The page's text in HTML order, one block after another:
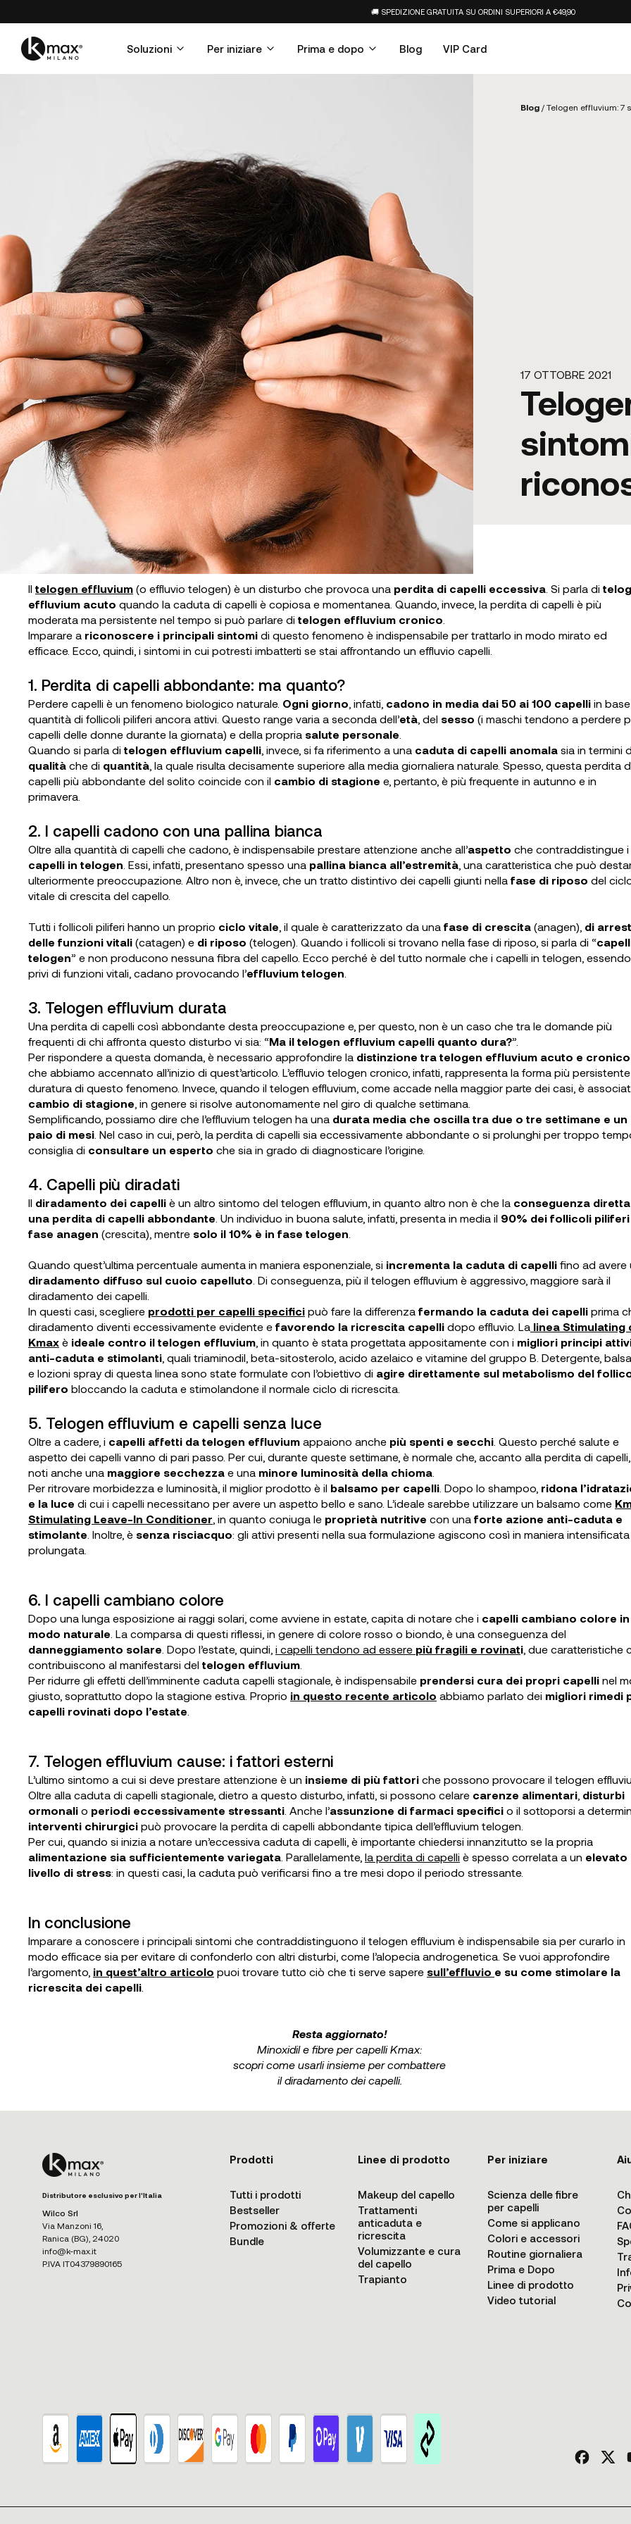
🚚 SPEDIZIONE GRATUITA SU ORDINI SUPERIORI A €49,90
Soluzioni Per iniziare Prima e dopo Blog VIP Card
Blog /Telogen effluvium: 7
17 OTTOBRE 2021
Il telogen effluvium (o effluvio telogen) è un disturbo che provoca una perdita di capelli eccessiva . Si parla di
effluvium acuto quando la caduta di capelli è copiosa e momentanea. Quando, invece, la perdita di capelli è più
moderata ma persistente nel tempo si può parlare di telogen effluvium cronico
Imparare a riconoscere i principali sintomi di questo fenomeno è indispensabile per trattarlo in modo mirato ed
efficace. Ecco, quindi, i sintomi in cui potresti imbatterti se stai affrontando un effluvio capelli.
1. Perdita di capelli abbondante: ma quanto?
Perdere capelli è un fenomeno biologico naturale. Ogni giorno , infatti, cadono in media dai 50 ai 100 capelli in
quantità di follicoli piliferi ancora attivi. Questo range varia a seconda dell’età , del sesso (i maschi tendono a perdere
capelli delle donne durante la giornata) e della propria salute personale
Quando si parla di telogen effluvium capelli , invece, si fa riferimento a una caduta di capelli anomala sia in termini
qualità che di quantità , la quale risulta decisamente superiore alla media giornaliera naturale. Spesso, questa perdita
capelli più abbondante del solito coincide con il cambio di stagione e, pertanto, è più frequente in autunno e in
primavera.
2. I capelli cadono con una pallina bianca
Oltre alla quantità di capelli che cadono, è indispensabile prestare attenzione anche all’aspetto che contraddistingue i
capelli in telogen . Essi, infatti, presentano spesso una pallina bianca all’estremità , una caratteristica che può
ulteriormente preoccupazione. Altro non è, invece, che un tratto distintivo dei capelli giunti nella fase di riposo del
vitale di crescita del capello.
Tutti i follicoli piliferi hanno un proprio ciclo vitale , il quale è caratterizzato da una fase di crescita (anagen), di
delle funzioni vitali (catagen) e di riposo (telogen). Quando i follicoli si trovano nella fase di riposo, si parla di “
telogen” e non producono nessuna fibra del capello. Ecco perché è del tutto normale che i capelli in telogen, essendo
privi di funzioni vitali, cadano provocando l’effluvium telogen
3. Telogen effluvium durata
Una perdita di capelli così abbondante desta preoccupazione e, per questo, non è un caso che tra le domande più
frequenti di chi affronta questo disturbo vi sia: “Ma il telogen effluvium capelli quanto dura?”.
Per rispondere a questa domanda, è necessario approfondire la distinzione tra telogen effluvium acuto e cronico
che abbiamo accennato all’inizio di quest’articolo. L’effluvio telogen cronico, infatti, rappresenta la forma più
duratura di questo fenomeno. Invece, quando il telogen effluvium, come accade nella maggior parte dei casi, è
cambio di stagione , in genere si risolve autonomamente nel giro di qualche settimana.
Semplificando, possiamo dire che l’effluvium telogen ha una durata media che oscilla tra due o tre settimane e un
paio di mesi . Nel caso in cui, però, la perdita di capelli sia eccessivamente abbondante o si prolunghi per troppo
consiglia di consultare un esperto che sia in grado di diagnosticare l’origine.
4. Capelli più diradati
Il diradamento dei capelli è un altro sintomo del telogen effluvium, in quanto altro non è che la conseguenza
una perdita di capelli abbondante . Un individuo in buona salute, infatti, presenta in media il 90% dei follicoli piliferi
fase anagen (crescita), mentre solo il 10% è in fase telogen
Quando quest’ultima percentuale aumenta in maniera esponenziale, si incrementa la caduta di capelli fino ad avere
diradamento diffuso sul cuoio capelluto . Di conseguenza, più il telogen effluvium è aggressivo, maggiore sarà il
diradamento dei capelli.
In questi casi, scegliere prodotti per capelli specifici può fare la differenza fermando la caduta dei capelli prima
diradamento diventi eccessivamente evidente e favorendo la ricrescita capelli dopo effluvio. La linea Stimulating
Kmax è ideale contro il telogen effluvium , in quanto è stata progettata appositamente con i migliori principi
anti-caduta e stimolanti , quali triaminodil, beta-sitosterolo, acido azelaico e vitamine del gruppo B. Detergente,
e lozioni spray di questa linea sono state formulate con l’obiettivo di agire direttamente sul metabolismo del
pilifero bloccando la caduta e stimolandone il normale ciclo di ricrescita.
5. Telogen effluvium e capelli senza luce
Oltre a cadere, i capelli affetti da telogen effluvium appaiono anche più spenti e secchi . Questo perché salute e
aspetto dei capelli vanno di pari passo. Per cui, durante queste settimane, è normale che, accanto alla perdita di
noti anche una maggiore secchezza e una minore luminosità della chioma
Per ritrovare morbidezza e luminosità, il miglior prodotto è il balsamo per capelli . Dopo lo shampoo, ridona
e la luce di cui i capelli necessitano per avere un aspetto bello e sano. L’ideale sarebbe utilizzare un balsamo come
Stimulating Leave-In Conditioner , in quanto coniuga le proprietà nutritive con una forte azione anti-caduta e
stimolante . Inoltre, è senza risciacquo: gli attivi presenti nella sua formulazione agiscono così in maniera
prolungata.
6. I capelli cambiano colore
Dopo una lunga esposizione ai raggi solari, come avviene in estate, capita di notare che i capelli cambiano colore in
modo naturale . La comparsa di questi riflessi, in genere di colore rosso o biondo, è una conseguenza del
danneggiamento solare . Dopo l’estate, quindi, i capelli tendono ad essere più fragili e rovinati , due caratteristiche
contribuiscono al manifestarsi del telogen effluvium
Per ridurre gli effetti dell’imminente caduta capelli stagionale, è indispensabile prendersi cura dei propri capelli nel
giusto, soprattutto dopo la stagione estiva. Proprio in questo recente articolo abbiamo parlato dei migliori rimedi
capelli rovinati dopo l’estate
7. Telogen effluvium cause: i fattori esterni
L’ultimo sintomo a cui si deve prestare attenzione è un insieme di più fattori che possono provocare il telogen
Oltre alla caduta di capelli stagionale, dietro a questo disturbo, infatti, si possono celare carenze alimentari disturbi
ormonali o periodi eccessivamente stressanti . Anche l’assunzione di farmaci specifici o il sottoporsi a
interventi chirurgici può provocare la perdita di capelli abbondante tipica dell’effluvium telogen.
Per cui, quando si inizia a notare un’eccessiva caduta di capelli, è importante chiedersi innanzitutto se la propria
alimentazione sia sufficientemente variegata . Parallelamente, la perdita di capelli è spesso correlata a un elevato
livello di stress: in questi casi, la caduta può verificarsi fino a tre mesi dopo il periodo stressante.
In conclusione
Imparare a conoscere i principali sintomi che contraddistinguono il telogen effluvium è indispensabile sia per curarlo in
modo efficace sia per evitare di confonderlo con altri disturbi, come l’alopecia androgenetica. Se vuoi approfondire
l’argomento, in quest’altro articolo puoi trovare tutto ciò che ti serve sapere sull’effluvio e su come stimolare la
ricrescita dei capelli
Resta aggiornato!
Minoxidil e fibre per capelli Kmax:
scopri come usarli insieme per combattere
il diradamento dei capelli.
Distributore esclusivo per l'Italia
Wilco Srl
Via Manzoni 16,
Ranica (BG), 24020
info@k-max.it
P.IVA IT04379890165
Prodotti
Tutti i prodotti
Bestseller
Promozioni & offerte
Bundle
Linee di prodotto
Makeup del capello
Trattamenti
anticaduta e
ricrescita
Volumizzante e cura
del capello
Trapianto
Per iniziare
Scienza delle fibre
per capelli
Come si applicano
Colori e accessori
Routine giornaliera
Prima e Dopo
Linee di prodotto
Video tutorial